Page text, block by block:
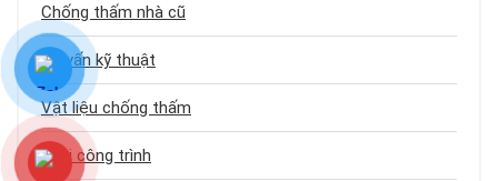
Chống thấm nhà cũ
Tư vấn kỹ thuật
Vật liệu chống thấm
Loại công trình